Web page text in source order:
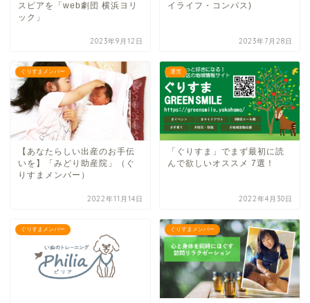
スピアを「web劇団 横浜ヨリ
ック」
2023年9月12日
イライフ・コンパス)
2023年7月28日
ぐりすまメンバー
【あなたらしい出産のお手伝
いを】「みどり助産院」（ぐ
りすまメンバー）
2022年11月14日
運営
「ぐりすま」でまず最初に読
んで欲しいオススメ 7選！
2022年4月30日
ぐりすまメンバー ぐりすまメンバー